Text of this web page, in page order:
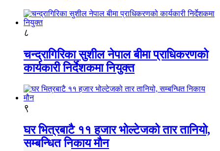
८
चन्द्रागिरिका सुशील नेपाल बीमा प्राधिकरणको
कार्यकारी निर्देशकमा नियुक्त
९
घर भित्रबाटै ११ हजार भोल्टेजको तार तानियो,
सम्बन्धित निकाय मौन